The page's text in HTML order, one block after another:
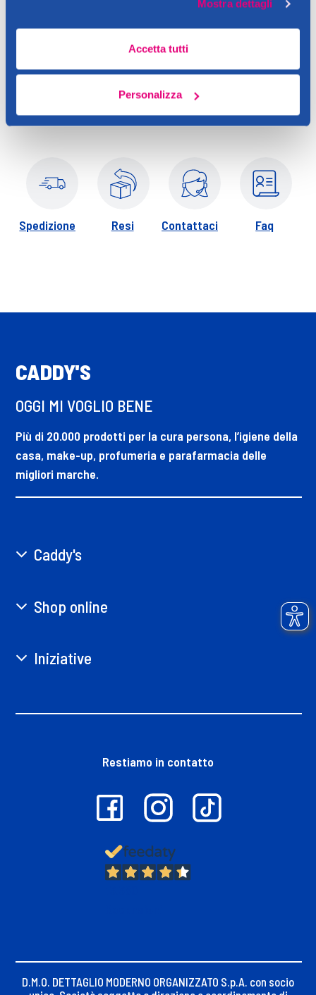
Mostra dettagli
Accetta tutti
Personalizza
Non utilizzare su pelle danneggiata o irritata. Tenere lontano
dalla portata dei bambini.
Consigli
Applicare con movimenti leggeri verso l'alto e verso l'esterno,
su pelle pulita, preferibilmente con l'ausilio di un siero o olio
per facilitare lo scorrimento.
Spedizione Resi Contattaci Faq
CADDY'S
OGGI MI VOGLIO BENE
Più di 20.000 prodotti per la cura persona, l’igiene della
casa, make-up, profumeria e parafarmacia delle
migliori marche.
Caddy's
Shop online
Iniziative
Restiamo in contatto
D.M.O. DETTAGLIO MODERNO ORGANIZZATO S.p.A. con socio